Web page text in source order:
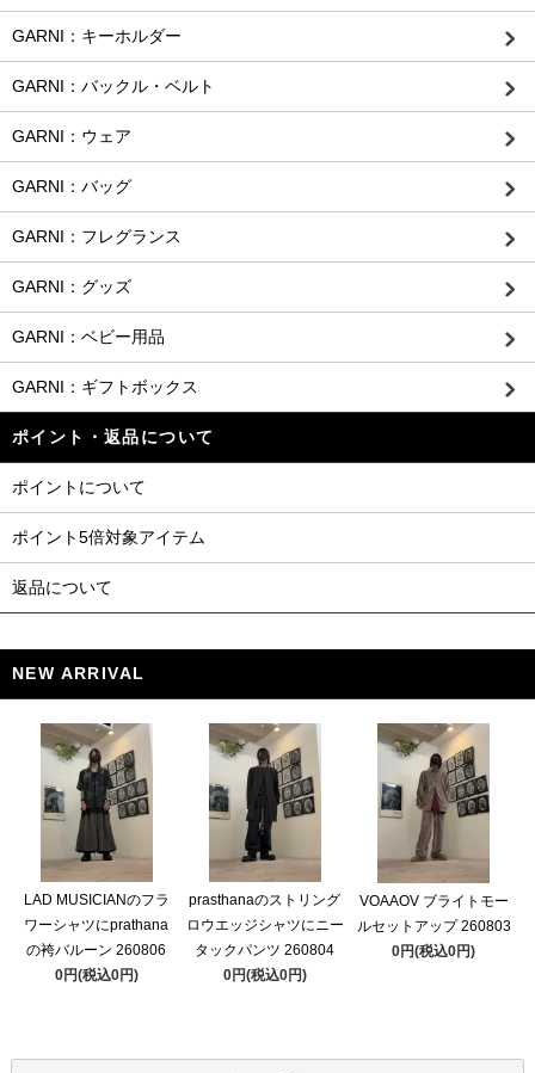
GARNI：キーホルダー
GARNI：バックル・ベルト
GARNI：ウェア
GARNI：バッグ
GARNI：フレグランス
GARNI：グッズ
GARNI：ベビー用品
GARNI：ギフトボックス
ポイント・返品について
ポイントについて
ポイント5倍対象アイテム
返品について
NEW ARRIVAL
LAD MUSICIANのフラ
ワーシャツにprathana
の袴バルーン 260806
0円(税込0円)
prasthanaのストリング
ロウエッジシャツにニー
タックパンツ 260804
0円(税込0円)
VOAAOV ブライトモー
ルセットアップ 260803
0円(税込0円)